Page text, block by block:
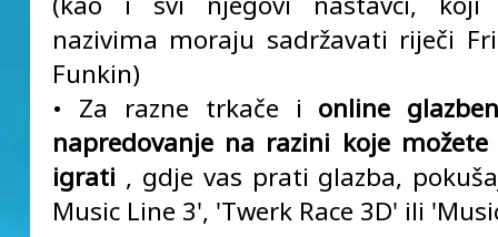
nazivima moraju sadržavati riječi
Funkin)
• Za razne trkače i online
napredovanje na razini koje
igrati , gdje vas prati glazba,
Music Line 3', 'Twerk Race 3D' ili